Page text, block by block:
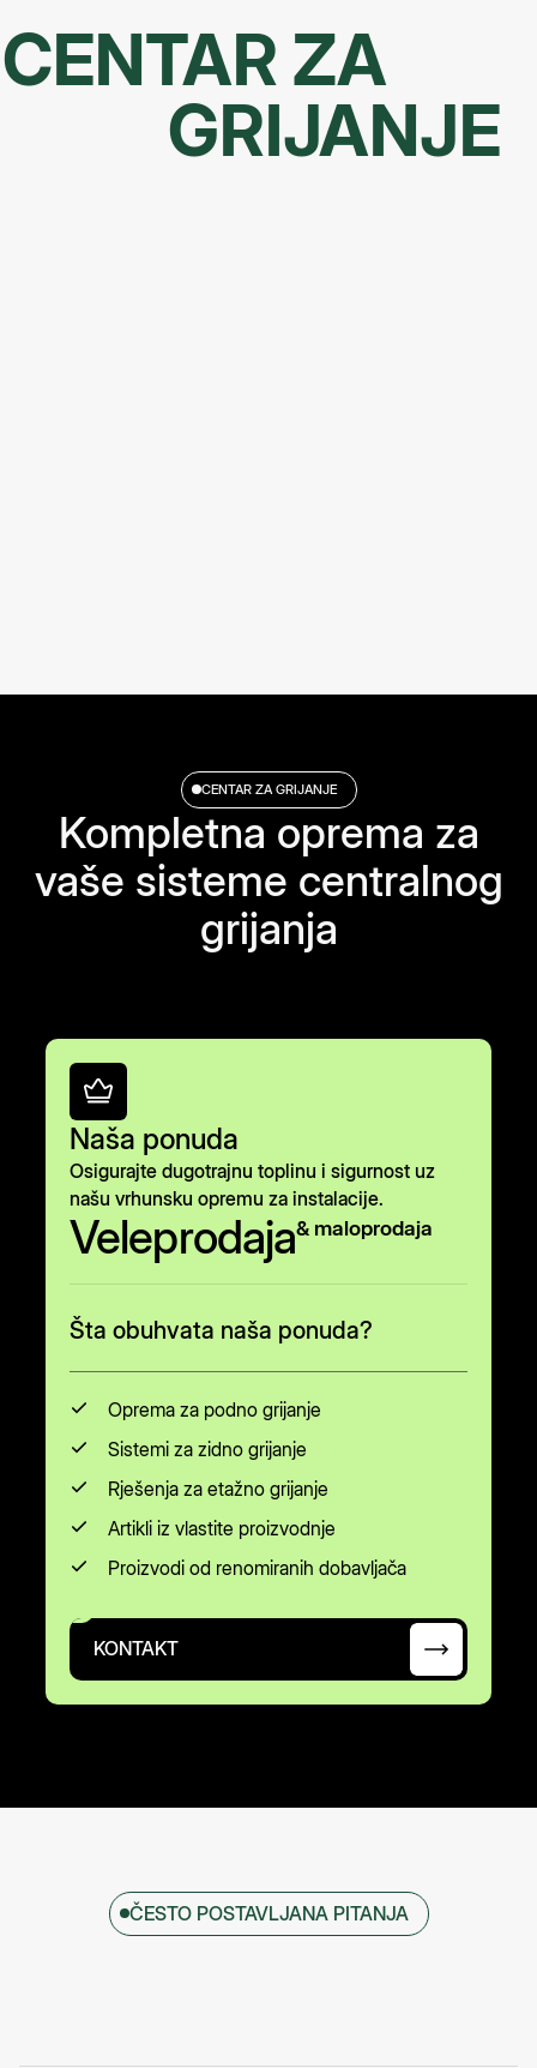
CENTAR ZA
GRIJANJE
CENTAR ZA GRIJANJE
Kompletna oprema za
vaše sisteme centralnog
grijanja
Naša ponuda
Osigurajte dugotrajnu toplinu i sigurnost uz
našu vrhunsku opremu za instalacije.
Veleprodaja& maloprodaja
Šta obuhvata naša ponuda?
Oprema za podno grijanje
Sistemi za zidno grijanje
Rješenja za etažno grijanje
Artikli iz vlastite proizvodnje
Proizvodi od renomiranih dobavljača
KONTAKT
ČESTO POSTAVLJANA PITANJA